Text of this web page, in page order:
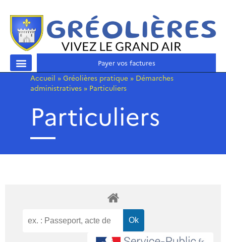
Payer vos factures
Accueil » Gréolières pratique » Démarches
administratives » Particuliers
Particuliers